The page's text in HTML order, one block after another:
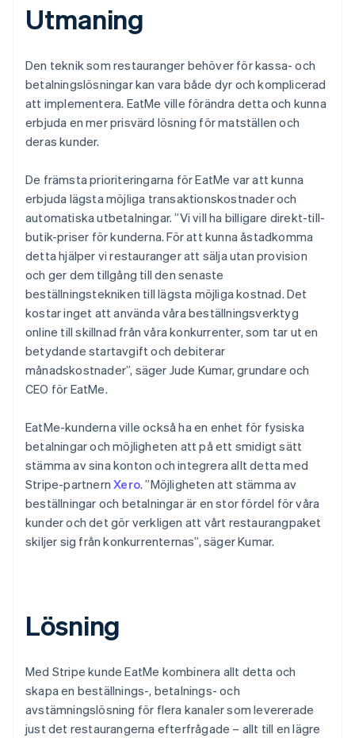
Utmaning
Den teknik som restauranger behöver för kassa- och
betalningslösningar kan vara både dyr och komplicerad
att implementera. EatMe ville förändra detta och kunna
erbjuda en mer prisvärd lösning för matställen och
deras kunder.
De främsta prioriteringarna för EatMe var att kunna
erbjuda lägsta möjliga transaktionskostnader och
automatiska utbetalningar. ”Vi vill ha billigare direkt-till-
butik-priser för kunderna. För att kunna åstadkomma
detta hjälper vi restauranger att sälja utan provision
och ger dem tillgång till den senaste
beställningstekniken till lägsta möjliga kostnad. Det
kostar inget att använda våra beställningsverktyg
online till skillnad från våra konkurrenter, som tar ut en
betydande startavgift och debiterar
månadskostnader”, säger Jude Kumar, grundare och
CEO för EatMe.
EatMe-kunderna ville också ha en enhet för fysiska
betalningar och möjligheten att på ett smidigt sätt
stämma av sina konton och integrera allt detta med
Stripe-partnernXero. ”Möjligheten att stämma av
beställningar och betalningar är en stor fördel för våra
kunder och det gör verkligen att vårt restaurangpaket
skiljer sig från konkurrenternas”, säger Kumar.
Lösning
Med Stripe kunde EatMe kombinera allt detta och
skapa en beställnings-, betalnings- och
avstämningslösning för flera kanaler som levererade
just det restaurangerna efterfrågade – allt till en lägre